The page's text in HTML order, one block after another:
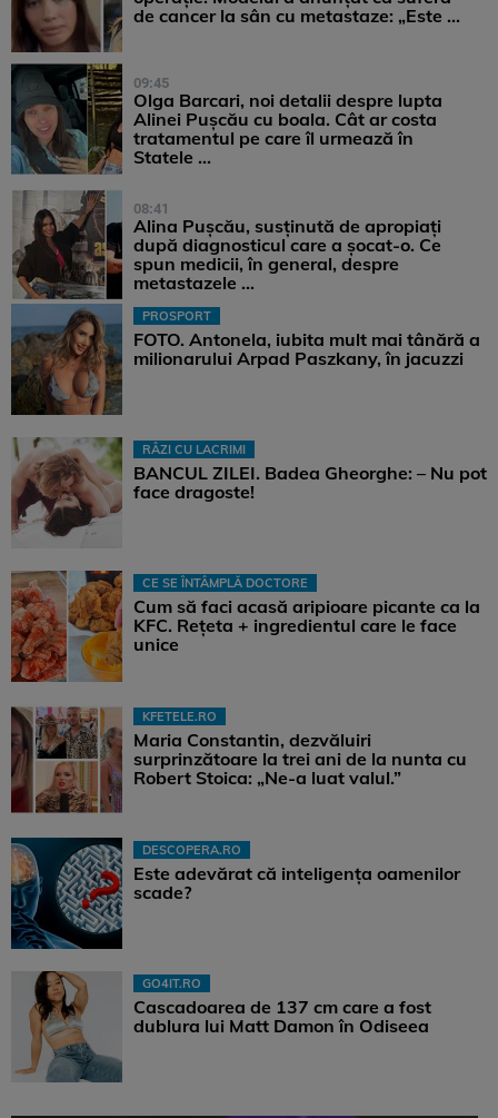
de cancer la sân cu metastaze: „Este ...
09:45
Olga Barcari, noi detalii despre lupta
Alinei Pușcău cu boala. Cât ar costa
tratamentul pe care îl urmează în
Statele ...
08:41
Alina Pușcău, susținută de apropiați
după diagnosticul care a șocat-o. Ce
spun medicii, în general, despre
metastazele ...
PROSPORT
FOTO. Antonela, iubita mult mai tânără a
milionarului Arpad Paszkany, în jacuzzi
RÂZI CU LACRIMI
BANCUL ZILEI. Badea Gheorghe: – Nu pot
face dragoste!
CE SE ÎNTÂMPLĂ DOCTORE
Cum să faci acasă aripioare picante ca la
KFC. Rețeta + ingredientul care le face
unice
KFETELE.RO
Maria Constantin, dezvăluiri
surprinzătoare la trei ani de la nunta cu
Robert Stoica: „Ne-a luat valul.”
DESCOPERA.RO
Este adevărat că inteligența oamenilor
scade?
GO4IT.RO
Cascadoarea de 137 cm care a fost
dublura lui Matt Damon în Odiseea